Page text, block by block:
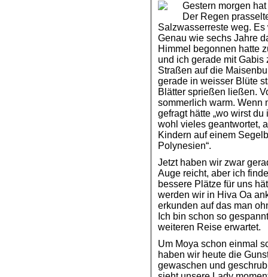
Gestern morgen
Der Regen
Salzwasserreste weg.
Genau wie sechs Jahre
Himmel begonnen hatte
und ich gerade mit
Straßen auf die
gerade in weisser Blüte
Blätter sprießen ließen.
sommerlich warm. Wenn
gefragt hätte „wo wirst
wohl vieles geantwortet,
Kindern auf einem
Polynesien“.
Jetzt haben wir zwar
Auge reicht, aber ich
bessere Plätze für uns
werden wir in Hiva Oa
erkunden auf das man
Ich bin schon so
weiteren Reise erwartet.
Um Moya schon einmal
haben wir heute die
gewaschen und